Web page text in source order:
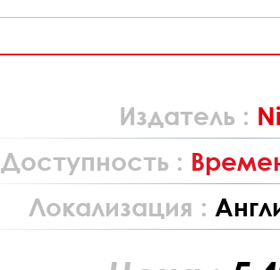
Издатель :
Доступность :
Локализация :